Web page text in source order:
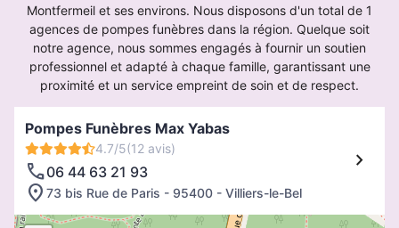
Montfermeil et ses environs. Nous disposons d'un total de 1
agences de pompes funèbres dans la région. Quelque soit
notre agence, nous sommes engagés à fournir un soutien
professionnel et adapté à chaque famille, garantissant une
proximité et un service empreint de soin et de respect.
Pompes Funèbres Max Yabas
4.7/5(12 avis)
06 44 63 21 93
73 bis Rue de Paris - 95400 - Villiers-le-Bel